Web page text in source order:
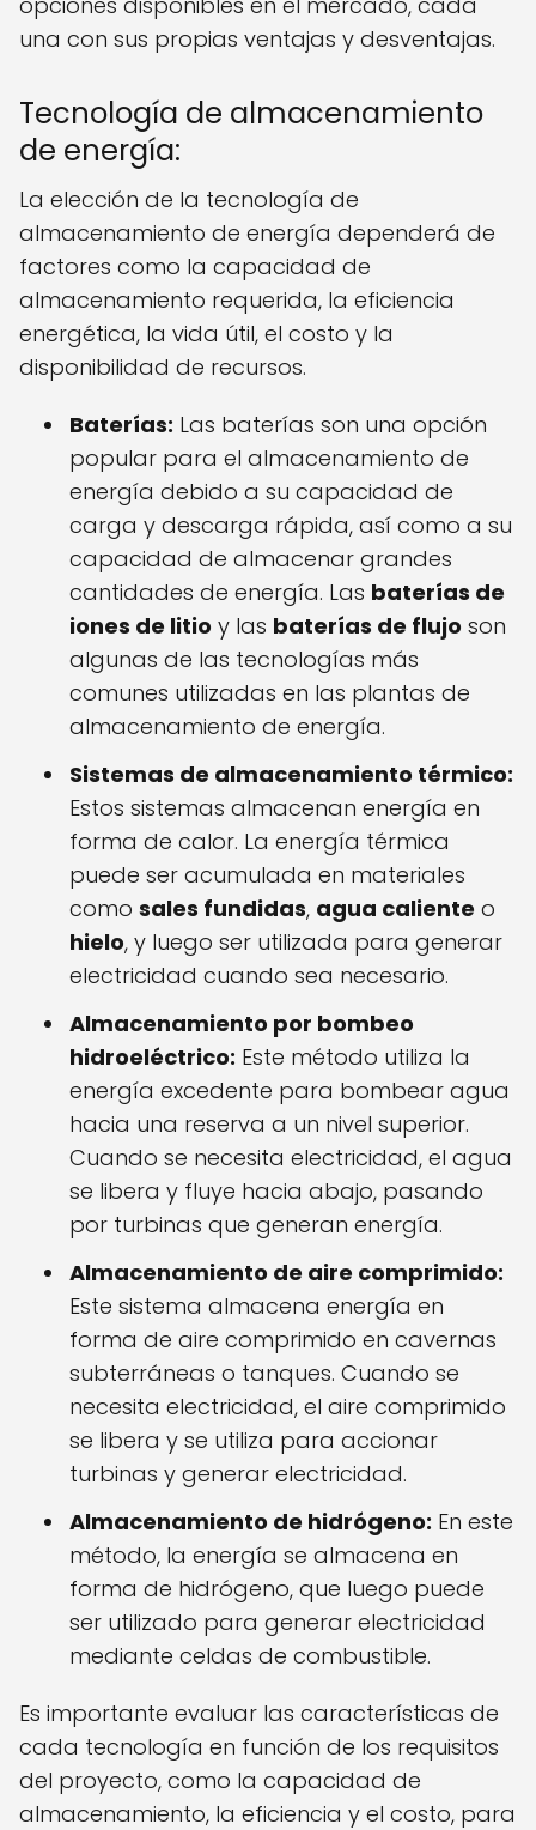
una con sus propias ventajas y desventajas.
Tecnología de almacenamiento
de energía:
La elección de la tecnología de
almacenamiento de energía dependerá de
factores como la capacidad de
almacenamiento requerida, la eficiencia
energética, la vida útil, el costo y la
disponibilidad de recursos.
Baterías: Las baterías son una opción
popular para el almacenamiento de
energía debido a su capacidad de
carga y descarga rápida, así como a su
capacidad de almacenar grandes
cantidades de energía. Las baterías de
iones de litio y las baterías de flujo son
algunas de las tecnologías más
comunes utilizadas en las plantas de
almacenamiento de energía.
Sistemas de almacenamiento térmico:
Estos sistemas almacenan energía en
forma de calor. La energía térmica
puede ser acumulada en materiales
como sales fundidas, agua caliente o
hielo, y luego ser utilizada para generar
electricidad cuando sea necesario.
Almacenamiento por bombeo
hidroeléctrico: Este método utiliza la
energía excedente para bombear agua
hacia una reserva a un nivel superior.
Cuando se necesita electricidad, el agua
se libera y fluye hacia abajo, pasando
por turbinas que generan energía.
Almacenamiento de aire comprimido:
Este sistema almacena energía en
forma de aire comprimido en cavernas
subterráneas o tanques. Cuando se
necesita electricidad, el aire comprimido
se libera y se utiliza para accionar
turbinas y generar electricidad.
Almacenamiento de hidrógeno: En este
método, la energía se almacena en
forma de hidrógeno, que luego puede
ser utilizado para generar electricidad
mediante celdas de combustible.
Es importante evaluar las características de
cada tecnología en función de los requisitos
del proyecto, como la capacidad de
almacenamiento, la eficiencia y el costo, para